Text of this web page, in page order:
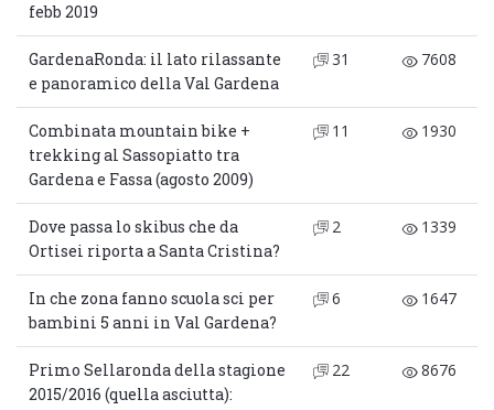
febb 2019
GardenaRonda: il lato rilassante
e panoramico della Val Gardena
31 7608
Combinata mountain bike +
trekking al Sassopiatto tra
Gardena e Fassa (agosto 2009)
11 1930
Dove passa lo skibus che da
Ortisei riporta a Santa Cristina?
2 1339
In che zona fanno scuola sci per
bambini 5 anni in Val Gardena?
6 1647
Primo Sellaronda della stagione
2015/2016 (quella asciutta):
22 8676